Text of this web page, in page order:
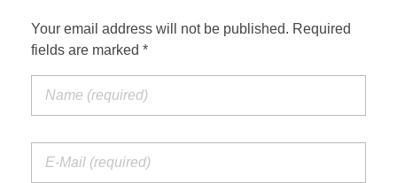
Your email address will not be published. Required
fields are marked *